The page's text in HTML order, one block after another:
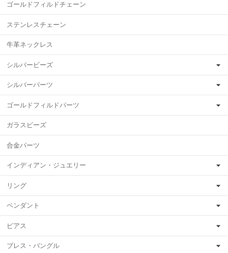
ゴールドフィルドチェーン
ステンレスチェーン
牛革ネックレス
シルバービーズ
シルバーパーツ
ゴールドフィルドパーツ
ガラスビーズ
合金パーツ
インディアン・ジュエリー
リング
ペンダント
ピアス
ブレス・バングル